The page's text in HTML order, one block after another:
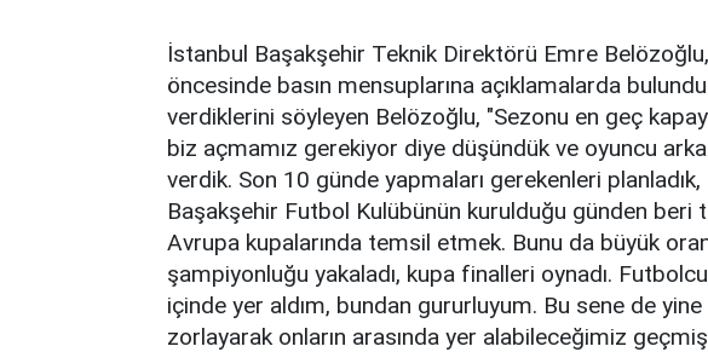
İstanbul Başakşehir Teknik Direktörü Emre
öncesinde basın mensuplarına açıklamalarda
verdiklerini söyleyen Belözoğlu, "Sezonu en geç
biz açmamız gerekiyor diye düşündük ve oyuncu
verdik. Son 10 günde yapmaları gerekenleri planladık,
Başakşehir Futbol Kulübünün kurulduğu günden beri
Avrupa kupalarında temsil etmek. Bunu da büyük
şampiyonluğu yakaladı, kupa finalleri oynadı.
içinde yer aldım, bundan gururluyum. Bu sene de
zorlayarak onların arasında yer alabileceğimiz